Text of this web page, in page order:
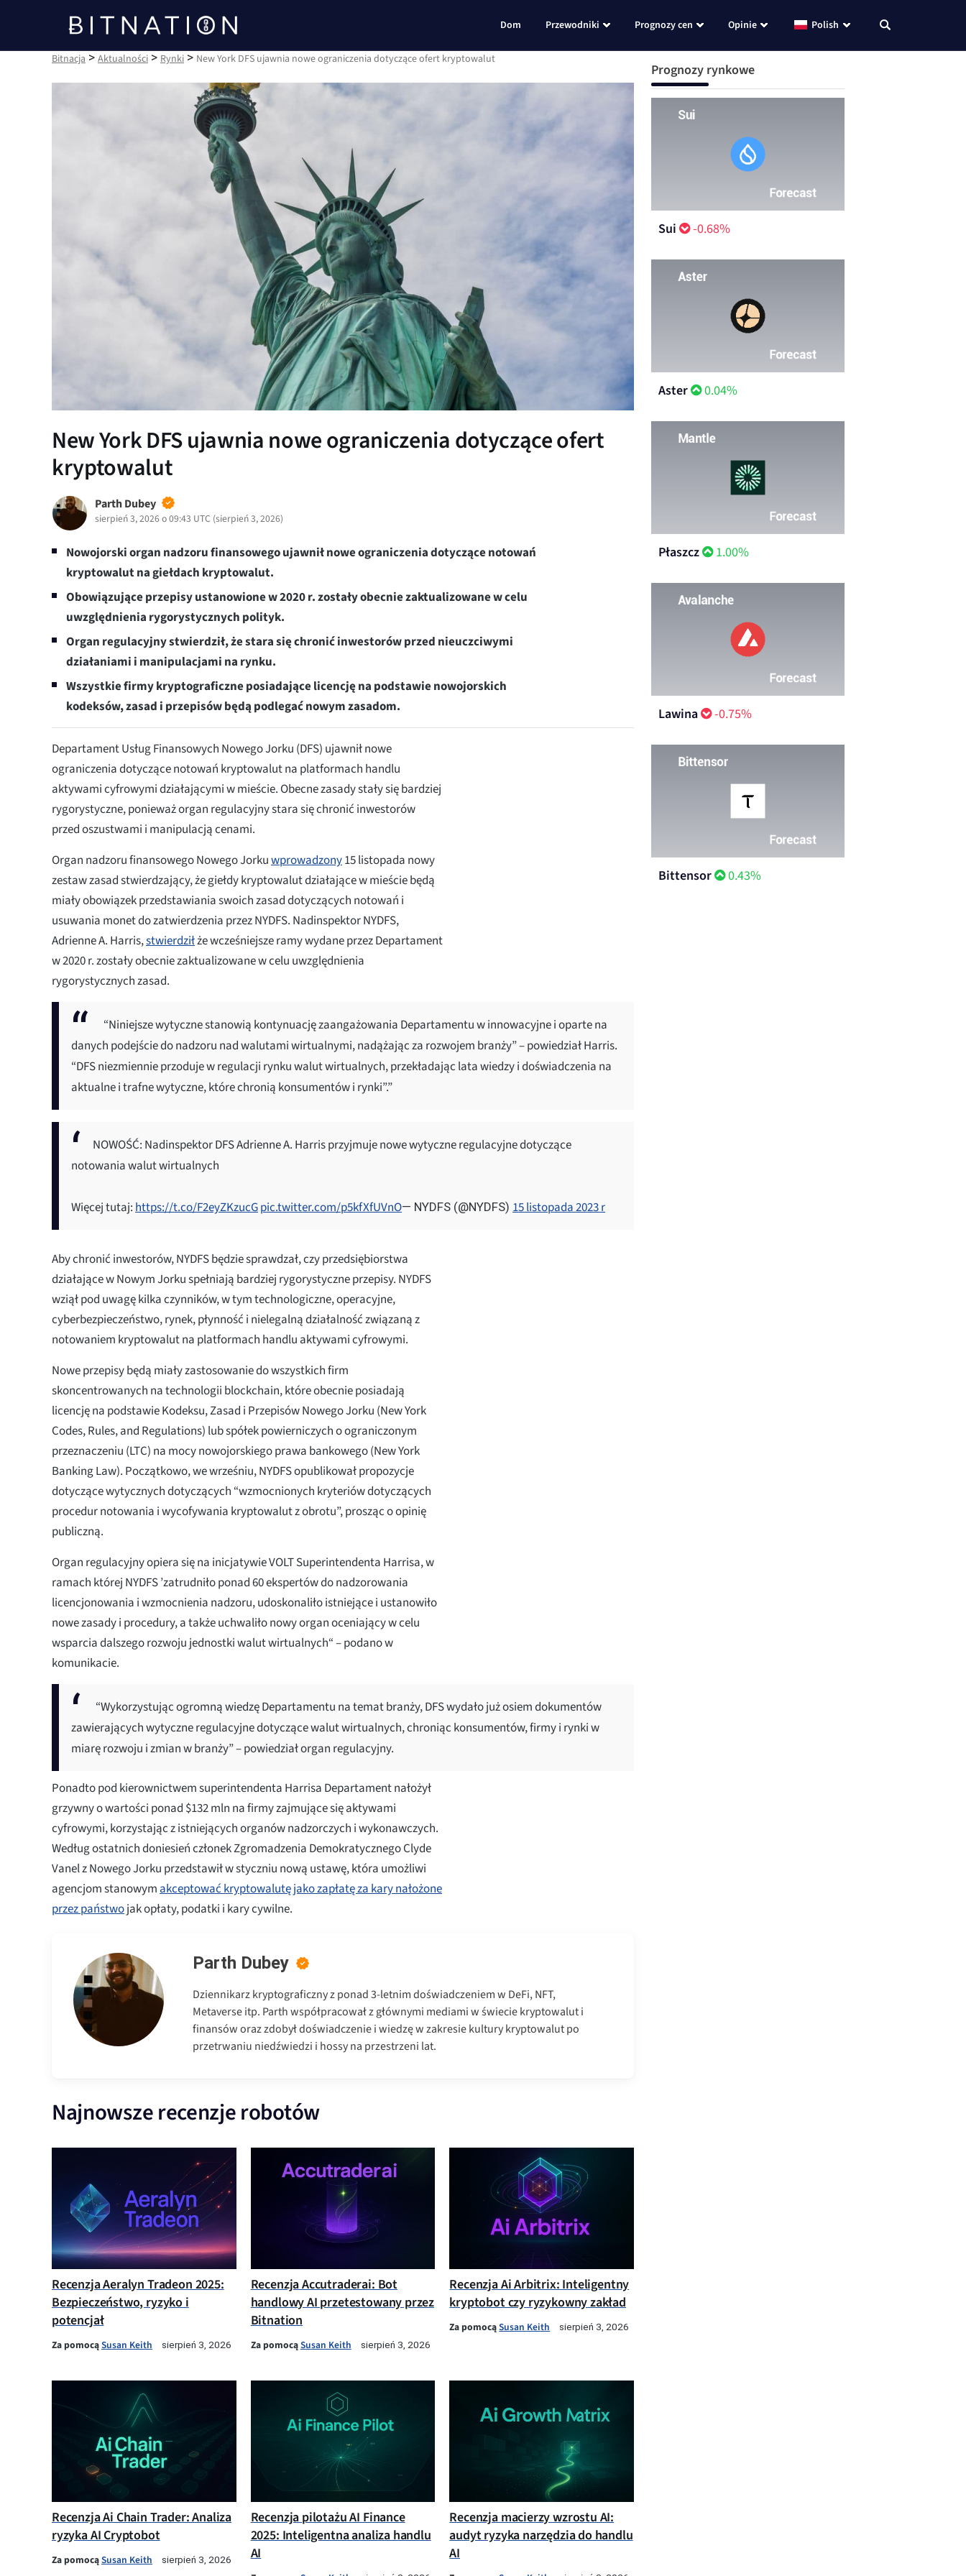
Bitnacja
Dom Przewodniki Prognozy cen Opinie Polish
Bitnacja > Aktualności > Rynki > New York DFS ujawnia nowe ograniczenia dotyczące ofert kryptowalut
New York DFS ujawnia nowe ograniczenia dotyczące ofert
kryptowalut
Parth Dubey
sierpień 3, 2026 o 09:43 UTC (sierpień 3, 2026)
Nowojorski organ nadzoru finansowego ujawnił nowe ograniczenia dotyczące notowań
kryptowalut na giełdach kryptowalut.
Obowiązujące przepisy ustanowione w 2020 r. zostały obecnie zaktualizowane w celu
uwzględnienia rygorystycznych polityk.
Organ regulacyjny stwierdził, że stara się chronić inwestorów przed nieuczciwymi
działaniami i manipulacjami na rynku.
Wszystkie firmy kryptograficzne posiadające licencję na podstawie nowojorskich
kodeksów, zasad i przepisów będą podlegać nowym zasadom.
Departament Usług Finansowych Nowego Jorku (DFS) ujawnił nowe
ograniczenia dotyczące notowań kryptowalut na platformach handlu
aktywami cyfrowymi działającymi w mieście. Obecne zasady stały się bardziej
rygorystyczne, ponieważ organ regulacyjny stara się chronić inwestorów
przed oszustwami i manipulacją cenami.
Organ nadzoru finansowego Nowego Jorkuwprowadzony15 listopada nowy
zestaw zasad stwierdzający, że giełdy kryptowalut działające w mieście będą
miały obowiązek przedstawiania swoich zasad dotyczących notowań i
usuwania monet do zatwierdzenia przez NYDFS. Nadinspektor NYDFS,
Adrienne A. Harris,stwierdziłże wcześniejsze ramy wydane przez Departament
w 2020 r. zostały obecnie zaktualizowane w celu uwzględnienia
rygorystycznych zasad.
“Niniejsze wytyczne stanowią kontynuację zaangażowania Departamentu w innowacyjne i oparte na
danych podejście do nadzoru nad walutami wirtualnymi, nadążając za rozwojem branży” – powiedział Harris.
“DFS niezmiennie przoduje w regulacji rynku walut wirtualnych, przekładając lata wiedzy i doświadczenia na
aktualne i trafne wytyczne, które chronią konsumentów i rynki”.”
NOWOŚĆ: Nadinspektor DFS Adrienne A. Harris przyjmuje nowe wytyczne regulacyjne dotyczące
notowania walut wirtualnych
Więcej tutaj: https://t.co/F2eyZKzucGpic.twitter.com/p5kfXfUVnO— NYDFS (@NYDFS) 15 listopada 2023 r
Aby chronić inwestorów, NYDFS będzie sprawdzał, czy przedsiębiorstwa
działające w Nowym Jorku spełniają bardziej rygorystyczne przepisy. NYDFS
wziął pod uwagę kilka czynników, w tym technologiczne, operacyjne,
cyberbezpieczeństwo, rynek, płynność i nielegalną działalność związaną z
notowaniem kryptowalut na platformach handlu aktywami cyfrowymi.
Nowe przepisy będą miały zastosowanie do wszystkich firm
skoncentrowanych na technologii blockchain, które obecnie posiadają
licencję na podstawie Kodeksu, Zasad i Przepisów Nowego Jorku (New York
Codes, Rules, and Regulations) lub spółek powierniczych o ograniczonym
przeznaczeniu (LTC) na mocy nowojorskiego prawa bankowego (New York
Banking Law). Początkowo, we wrześniu, NYDFS opublikował propozycje
dotyczące wytycznych dotyczących “wzmocnionych kryteriów dotyczących
procedur notowania i wycofywania kryptowalut z obrotu”, prosząc o opinię
publiczną.
Organ regulacyjny opiera się na inicjatywie VOLT Superintendenta Harrisa, w
ramach której NYDFS ’zatrudniło ponad 60 ekspertów do nadzorowania
licencjonowania i wzmocnienia nadzoru, udoskonaliło istniejące i ustanowiło
nowe zasady i procedury, a także uchwaliło nowy organ oceniający w celu
wsparcia dalszego rozwoju jednostki walut wirtualnych“ – podano w
komunikacie.
“Wykorzystując ogromną wiedzę Departamentu na temat branży, DFS wydało już osiem dokumentów
zawierających wytyczne regulacyjne dotyczące walut wirtualnych, chroniąc konsumentów, firmy i rynki w
miarę rozwoju i zmian w branży” – powiedział organ regulacyjny.
Ponadto pod kierownictwem superintendenta Harrisa Departament nałożył
grzywny o wartości ponad $132 mln na firmy zajmujące się aktywami
cyfrowymi, korzystając z istniejących organów nadzorczych i wykonawczych.
Według ostatnich doniesień członek Zgromadzenia Demokratycznego Clyde
Vanel z Nowego Jorku przedstawił w styczniu nową ustawę, która umożliwi
agencjom stanowym akceptować kryptowalutę jako zapłatę za kary nałożone
przez państwojak opłaty, podatki i kary cywilne.
Parth Dubey
Dziennikarz kryptograficzny z ponad 3-letnim doświadczeniem w DeFi, NFT,
Metaverse itp. Parth współpracował z głównymi mediami w świecie kryptowalut i
finansów oraz zdobył doświadczenie i wiedzę w zakresie kultury kryptowalut po
przetrwaniu niedźwiedzi i hossy na przestrzeni lat.
Najnowsze recenzje robotów
Recenzja Aeralyn Tradeon 2025:
Bezpieczeństwo, ryzyko i
potencjał
Za pomocąSusan Keith sierpień 3, 2026
Recenzja Accutraderai: Bot
handlowy AI przetestowany przez
Bitnation
Za pomocąSusan Keith sierpień 3, 2026
Recenzja Ai Arbitrix: Inteligentny
kryptobot czy ryzykowny zakład
Za pomocąSusan Keith sierpień 3, 2026
Recenzja Ai Chain Trader: Analiza
ryzyka AI Cryptobot
Za pomocąSusan Keith sierpień 3, 2026
Recenzja pilotażu AI Finance
2025: Inteligentna analiza handlu
AI
Recenzja macierzy wzrostu AI:
audyt ryzyka narzędzia do handlu
AI
Prognozy rynkowe
Sui -0.68%
Aster 0.04%
Płaszcz 1.00%
Lawina -0.75%
Bittensor 0.43%